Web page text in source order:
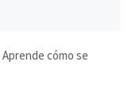
Aprende cómo se